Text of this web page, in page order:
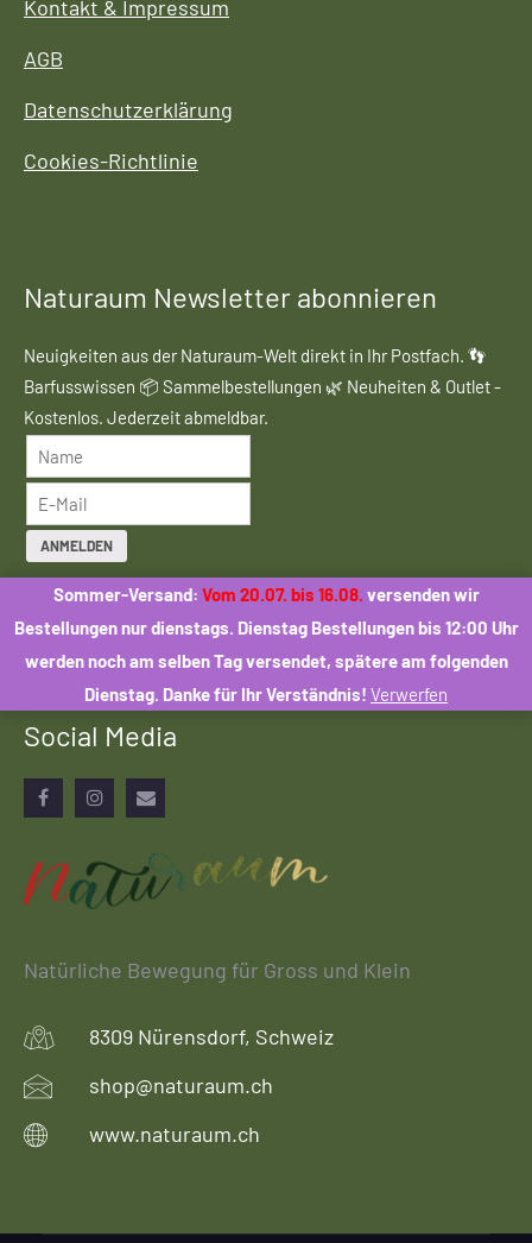
Sommer-Versand: Vom 20.07. bis 16.08. versenden wir
Bestellungen nur dienstags. Dienstag Bestellungen bis 12:00 Uhr
werden noch am selben Tag versendet, spätere am folgenden
Dienstag. Danke für Ihr Verständnis! Verwerfen
Kontakt & Impressum
AGB
Datenschutzerklärung
Cookies-Richtlinie
Naturaum Newsletter abonnieren
Neuigkeiten aus der Naturaum-Welt direkt in Ihr Postfach. 👣
Barfusswissen 📦 Sammelbestellungen 🌿 Neuheiten & Outlet -
Kostenlos. Jederzeit abmeldbar.
ANMELDEN
Mit der Anmeldung stimmen Sie dem Erhalt des Naturaum-
Newsletters zu. Eine Weitergabe Ihrer Daten an Dritte erfolgt
nicht.
Social Media
Natürliche Bewegung für Gross und Klein
8309 Nürensdorf, Schweiz
shop@naturaum.ch
www.naturaum.ch